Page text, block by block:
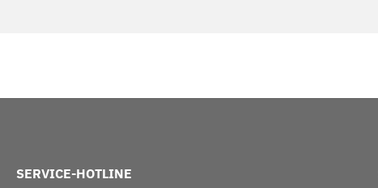
SERVICE-HOTLINE